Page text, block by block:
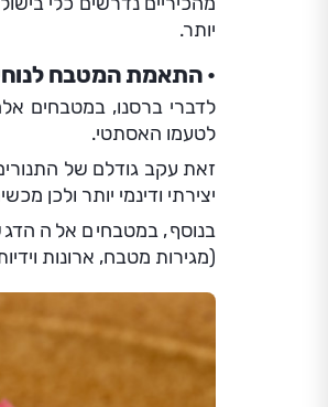
יותר.
התאמת המטבח
לדברי ברסנו, במטבחים
לטעמו האסתטי.
זאת עקב גודלם של
יצירתי ודינמי יותר ולכן
בנוסף, במטבחים אלה
(מגירות מטבח, ארונות